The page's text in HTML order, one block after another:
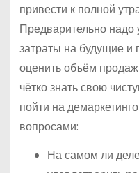
привести к полной
Предварительно надо
затраты на будущие
оценить объём
чётко знать свою
пойти на
вопросами:
На самом ли